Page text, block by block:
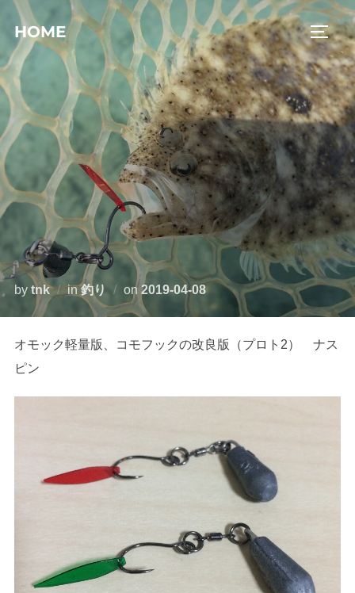
テ
ン
ツ
へ
ス
キ
ッ
プ
HOME サイド
by tnk in釣り on 投
稿
2019-04-08
オモック軽量版、コモフックの改良版（プロト2） ナス
ピン